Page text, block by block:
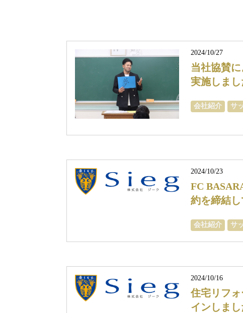
2024/10/27
当社協賛
実施しまし
会社紹介 サ
2024/10/23
FC
約を締結し
会社紹介 サ
2024/10/16
住宅リフォ
インしまし